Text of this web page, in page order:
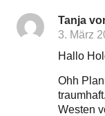
Tanja
3. März
Hallo
Ohh
Westen